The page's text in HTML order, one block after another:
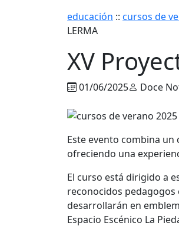
educación :: cursos de
LERMA
XV
01/06/2025 Doce
Este evento combina
ofreciendo una
El curso está dirigido a
reconocidos pedagogos
desarrollarán en
Espacio Escénico La